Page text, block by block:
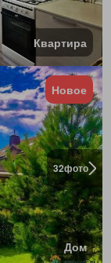
Квартира
32фото
Новое
Дом